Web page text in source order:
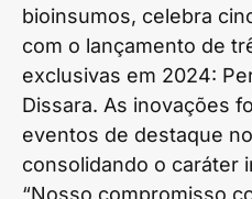
bioinsumos, celebra
com o lançamento de
exclusivas em 2024:
Dissara. As inovações
eventos de destaque
consolidando o caráter